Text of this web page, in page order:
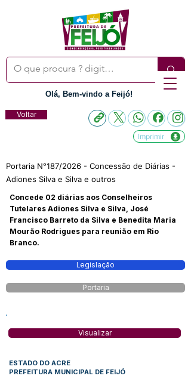
Olá, Bem-vindo a Feijó!
Voltar
Imprimir
Portaria N°187/2026 - Concessão de Diárias -
Adiones Silva e Silva e outros
Concede 02 diárias aos Conselheiros
Tutelares Adiones Silva e Silva, José
Francisco Barreto da Silva e Benedita Maria
Mourão Rodrigues para reunião em Rio
Branco.
Legislação
Portaria
Visualizar
ESTADO DO ACRE
PREFEITURA MUNICIPAL DE FEIJÓ